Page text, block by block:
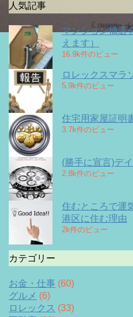
人気記事
マンション抽選
えます）
16.9k件のビュー
ロレックスマラ
5.9k件のビュー
住宅用家屋証明
3.7k件のビュー
(勝手に宣言)デ
2.8k件のビュー
住むところで運
港区に住む理由
2k件のビュー
カテゴリー
お金・仕事 (60)
グルメ (6)
ロレックス (33)